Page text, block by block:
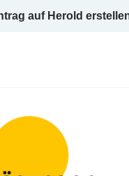
auf Herold